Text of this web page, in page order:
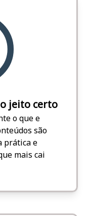
jeito certo
o que e
são
prática e
mais cai